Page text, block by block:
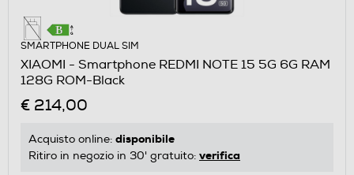
SMARTPHONE DUAL SIM
XIAOMI - Smartphone REDMI NOTE 15 5G 6G RAM
128G ROM-Black
€ 214,00
Acquisto online: disponibile
Ritiro in negozio in 30' gratuito: verifica